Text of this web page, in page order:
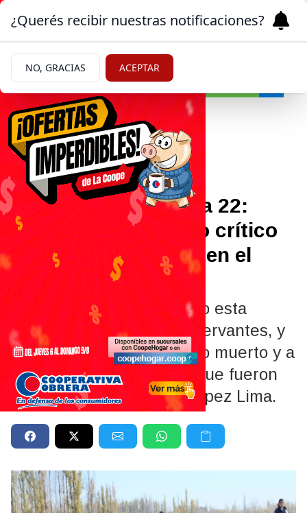
Policiales y Judiciales
14/05/2026
Accidente de la Ruta 22:
continúan en estado crítico
las mujeres heridas en el
choque fatal
El siniestro vial se produjo esta
mañana en cercanías a Cervantes, y
dejó como saldo un vecino muerto y a
varias personas heridas que fueron
trasladadas al Hospital López Lima.
¿Querés recibir nuestras notificaciones?
NO, GRACIAS ACEPTAR